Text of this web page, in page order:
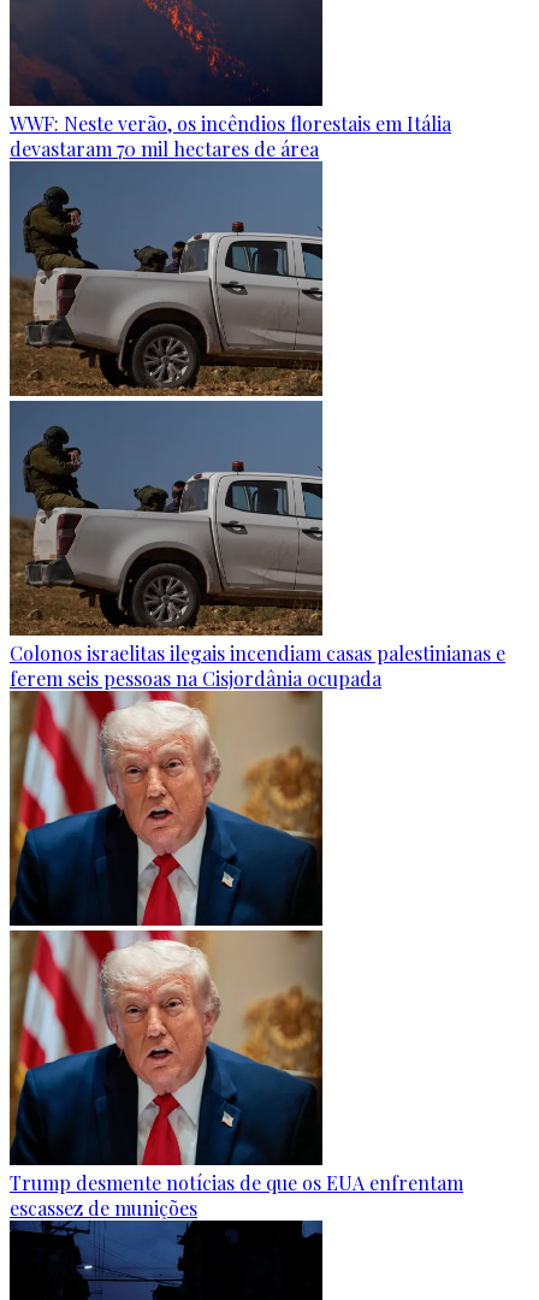
WWF: Neste verão, os incêndios florestais em Itália
devastaram 70 mil hectares de área
Colonos israelitas ilegais incendiam casas palestinianas e
ferem seis pessoas na Cisjordânia ocupada
Trump desmente notícias de que os EUA enfrentam
escassez de munições